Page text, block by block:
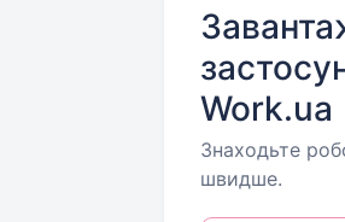
Work.ua
Знаходьте
швидше.